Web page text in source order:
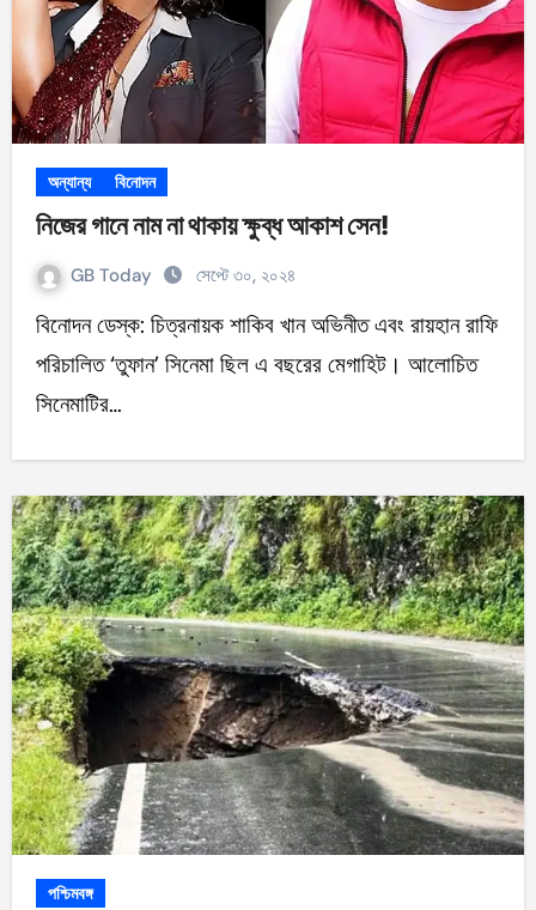
অন্যান্য বিনোদন
নিজের গানে নাম না থাকায় ক্ষুব্ধ আকাশ সেন!
GB Today সেপ্টে ৩০, ২০২৪
বিনোদন ডেস্ক: চিত্রনায়ক শাকিব খান অভিনীত এবং রায়হান রাফি
পরিচালিত ‘তুফান’ সিনেমা ছিল এ বছরের মেগাহিট। আলোচিত
সিনেমাটির…
পশ্চিমবঙ্গ